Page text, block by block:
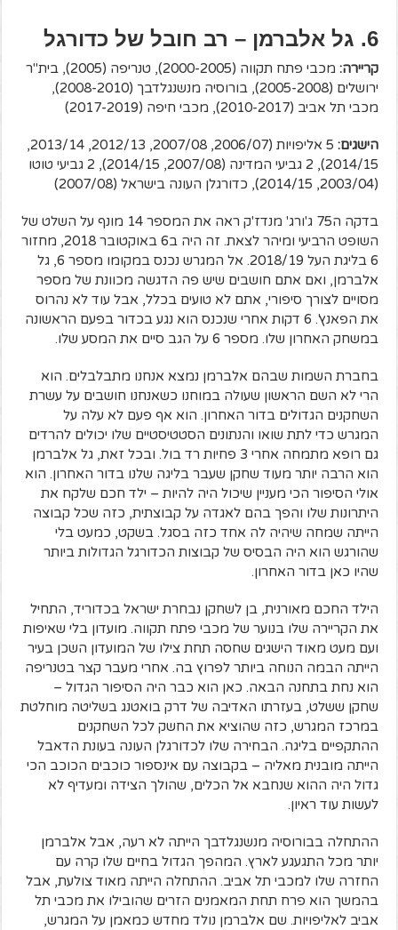
6. גל אלברמן – רב חובל של כדורגל
קריירה:
מכבי פתח תקווה (2000-2005), טנריפה (2005), בית"ר
ירושלים (2005-2008), בורוסיה מנשנגלדבך (2008-2010),
מכבי תל אביב (2010-2017), מכבי חיפה (2017-2019)
הישגים:
5 אליפויות (2006/07, 2007/08, 2012/13, 2013/14,
2014/15), 2 גביעי המדינה (2007/08, 2014/15), 2 גביעי טוטו
(2003/04, 2014/15), כדורגלן העונה בישראל (2007/08)
בדקה ה75 ג'ורג' מנדז'ק ראה את המספר 14 מונף על השלט של
השופט הרביעי ומיהר לצאת. זה היה ב6 באוקטובר 2018, מחזור
6 בליגת העל 2018/19. אל המגרש נכנס במקומו מספר 6, גל
אלברמן, ואם אתם חושבים שיש פה הדגשה מכוונת של מספר
מסויים לצורך סיפורי, אתם לא טועים בכלל, אבל עוד לא נהרוס
את הפאנץ'. 6 דקות אחרי שנכנס הוא נגע בכדור בפעם הראשונה
במשחק האחרון שלו. מספר 6 על הגב סיים את המסע שלו.
בחברת השמות שבהם אלברמן נמצא אנחנו מתבלבלים. הוא
הרי לא השם הראשון שעולה במוחנו כשאנחנו חושבים על עשרת
השחקנים הגדולים בדור האחרון. הוא אף פעם לא עלה על
המגרש כדי לתת שואו והנתונים הסטטיסטיים שלו יכולים להרדים
גם רופא מתמחה אחרי 3 פחיות רד בול. ובכל זאת, גל אלברמן
הוא הרבה יותר מעוד שחקן שעבר בליגה שלנו בדור האחרון. הוא
אולי הסיפור הכי מעניין שיכול היה להיות – ילד חכם שלקח את
היתרונות שלו והפך בהם לאגדה על קבוצתית, כזה שכל קבוצה
הייתה שמחה שיהיה לה אחד כזה בסגל. בשקט, כמעט בלי
שהורגש הוא היה הבסיס של קבוצות הכדורגל הגדולות ביותר
שהיו כאן בדור האחרון.
הילד החכם מאורנית, בן לשחקן נבחרת ישראל בכדוריד, התחיל
את הקריירה שלו בנוער של מכבי פתח תקווה. מועדון בלי שאיפות
ועם מעט מאוד הישגים שחסה תחת צילו של המועדון השכן בעיר
הייתה הבמה הנוחה ביותר לפרוץ בה. אחרי מעבר קצר בטנריפה
הוא נחת בתחנה הבאה. כאן הוא כבר היה הסיפור הגדול –
שחקן ששלט, בעזרתו האדיבה של דרק בואטנג בשליטה מוחלטת
במרכז המגרש, כזה שהוציא את החשק לכל השחקנים
ההתקפיים בליגה. הבחירה שלו לכדורגלן העונה בעונת הדאבל
הייתה מובנית מאליה – בקבוצה עם אינספור כוכבים הכוכב הכי
גדול היה ההוא שנחבא אל הכלים, שהולך הצידה ומעדיף לא
לעשות עוד ראיון.
ההתחלה בבורוסיה מנשנגלדבך הייתה לא רעה, אבל אלברמן
יותר מכל התגעגע לארץ. המהפך הגדול בחיים שלו קרה עם
החזרה שלו למכבי תל אביב. ההתחלה הייתה מאוד צולעת, אבל
בהמשך הוא פרח תחת המאמנים הזרים שהובילו את מכבי תל
אביב לאליפויות. שם אלברמן נולד מחדש כמאמן על המגרש,